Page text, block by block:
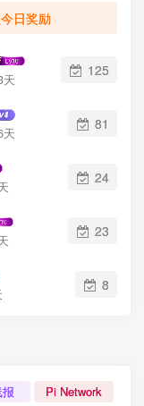
日奖励
天
125
天
81
24
23
8
Pi Network